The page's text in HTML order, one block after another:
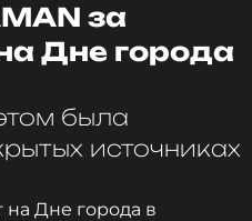
за
Дне города
была
источниках
на Дне города в